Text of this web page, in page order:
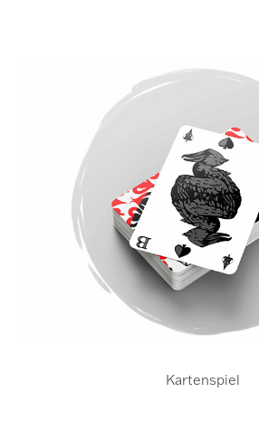
Kartenspiel